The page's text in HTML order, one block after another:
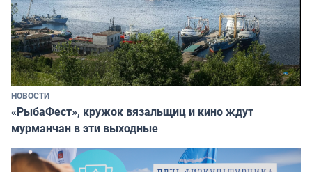
НОВОСТИ
«РыбаФест», кружок вязальщиц и кино ждут
мурманчан в эти выходные